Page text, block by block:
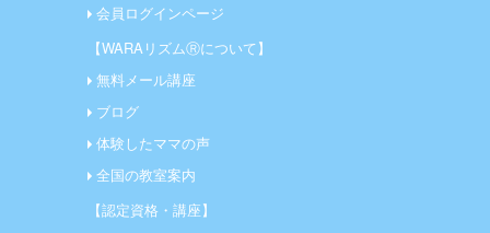
会員ログインページ
【WARAリズムⓇについて】
無料メール講座
ブログ
体験したママの声
全国の教室案内
【認定資格・講座】